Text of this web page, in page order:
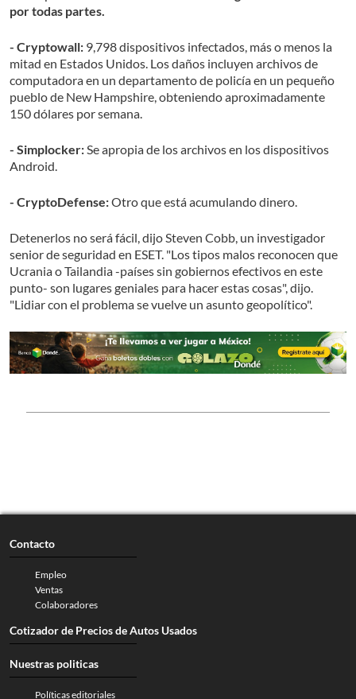
por todas partes.
- Cryptowall: 9,798 dispositivos infectados, más o menos la
mitad en Estados Unidos. Los daños incluyen archivos de
computadora en un departamento de policía en un pequeño
pueblo de New Hampshire, obteniendo aproximadamente
150 dólares por semana.
- Simplocker:Se apropia de los archivos en los dispositivos
Android.
- CryptoDefense:Otro que está acumulando dinero.
Detenerlos no será fácil, dijo Steven Cobb, un investigador
senior de seguridad en ESET. "Los tipos malos reconocen que
Ucrania o Tailandia -países sin gobiernos efectivos en este
punto- son lugares geniales para hacer estas cosas", dijo.
"Lidiar con el problema se vuelve un asunto geopolítico".
Contacto
Empleo
Ventas
Colaboradores
Cotizador de Precios de Autos Usados
Nuestras politicas
Políticas editoriales